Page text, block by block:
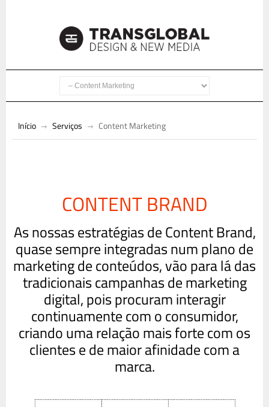
Início Serviços Content Marketing
CONTENT BRAND
As nossas estratégias de Content Brand,
quase sempre integradas num plano de
marketing de conteúdos, vão para lá das
tradicionais campanhas de marketing
digital, pois procuram interagir
continuamente com o consumidor,
criando uma relação mais forte com os
clientes e de maior afinidade com a
marca.